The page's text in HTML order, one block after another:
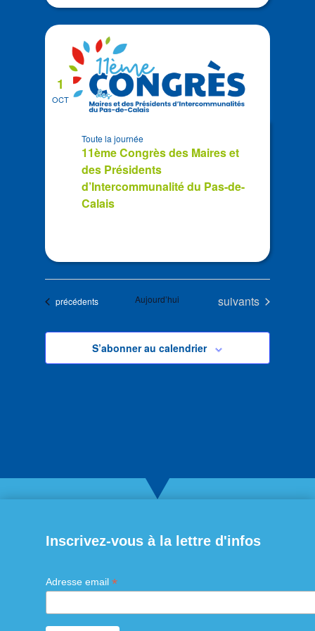
OCT
1
11ème Congrès des Maires et
des Présidents
d’Intercommunalité du Pas-de-
Calais
Toute la journée
Évènements
précédents Aujourd’hui Évènements
suivants
S’abonner au calendrier
Inscrivez-vous à la lettre d'infos
Adresse email *